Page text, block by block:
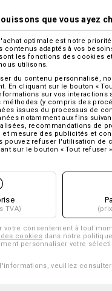
que vous ayez
optimale est notre
contenus adaptés à vos
les fonctions des cookies
utilisons.
du contenu personnalisé,
En cliquant sur le bouton «
sur vos interactions
méthodes (y compris des
issues du processus de
notamment aux fins
recommandations de
et mesure des publicités et
pouvez refuser l'utilisation de
sur le bouton « Tout refuser
TVA)
votre consentement à tout
cookies dans notre
personnaliser votre
veuillez consulter